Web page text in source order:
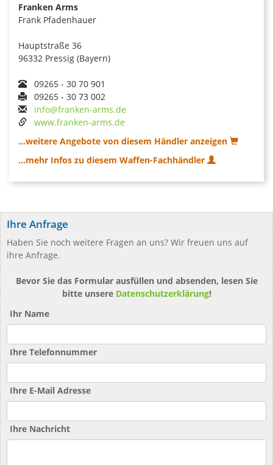
Franken Arms
Frank Pfadenhauer
Hauptstraße 36
96332 Pressig (Bayern)
09265 - 30 70 901
09265 - 30 73 002
info@franken-arms.de
www.franken-arms.de
...weitere Angebote von diesem Händler anzeigen
...mehr Infos zu diesem Waffen-Fachhändler
Ihre Anfrage
Haben Sie noch weitere Fragen an uns? Wir freuen uns auf
ihre Anfrage.
Bevor Sie das Formular ausfüllen und absenden, lesen Sie
bitte unsere Datenschutzerklärung!
Ihr Name
Ihre Telefonnummer
Ihre E-Mail Adresse
Ihre Nachricht